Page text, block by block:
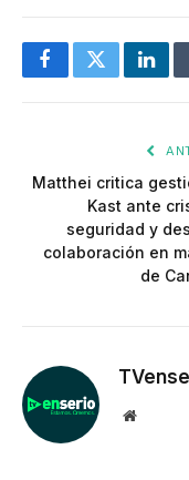
FacebookTwitter
Matthei critica
Kast ante
seguridad y
colaboración en
de
Website